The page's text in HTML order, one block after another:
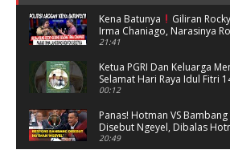
Kena Batunya
Giliran
Irma Chaniago, Narasinya
21:41
Ketua PGRI Dan Keluarga
Selamat Hari Raya Idul Fitri
00:12
Panas! Hotman VS
Disebut Ngeyel, Dibalas
Sampai Ketawa
20:49